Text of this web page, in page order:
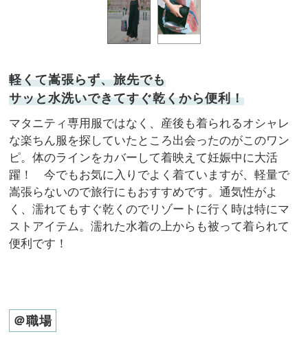
軽くて嵩張らず、旅先でも
サッと水洗いできてすぐ乾くから便利！
マタニティ専用服ではなく、産後も着られるオシャレ
な楽ちん服を探していたところ出会ったのがこのワン
ピ。体のラインをカバーして着映えて妊娠中に大活
躍！ 今でもお気に入りでよく着ていますが、軽量で
嵩張らないので旅行にもおすすめです。通気性がよ
く、濡れてもすぐ乾くのでリゾートに行く時は特にマ
ストアイテム。濡れた水着の上からも被って着られて
便利です！
＠職場